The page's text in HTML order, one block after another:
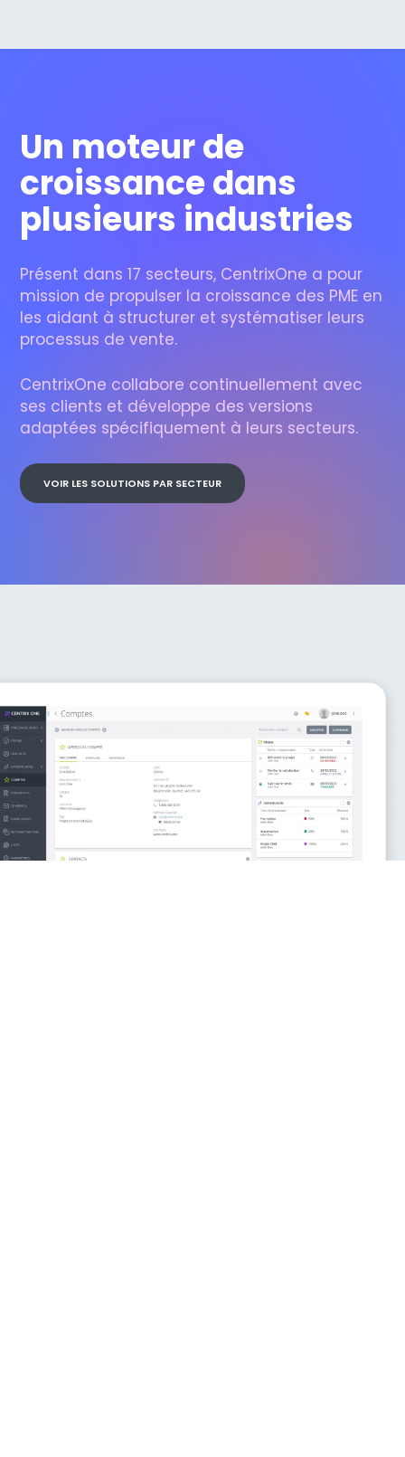
Un moteur de
croissance dans
plusieurs industries
Présent dans 17 secteurs, CentrixOne a pour
mission de propulser la croissance des PME en
les aidant à structurer et systématiser leurs
processus de vente.
CentrixOne collabore continuellement avec
ses clients et développe des versions
adaptées spécifiquement à leurs secteurs.
VOIR LES SOLUTIONS PAR SECTEUR